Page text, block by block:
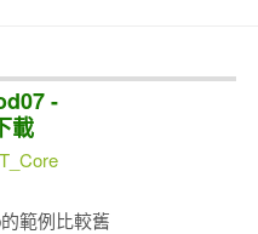
-
載
範例比較舊